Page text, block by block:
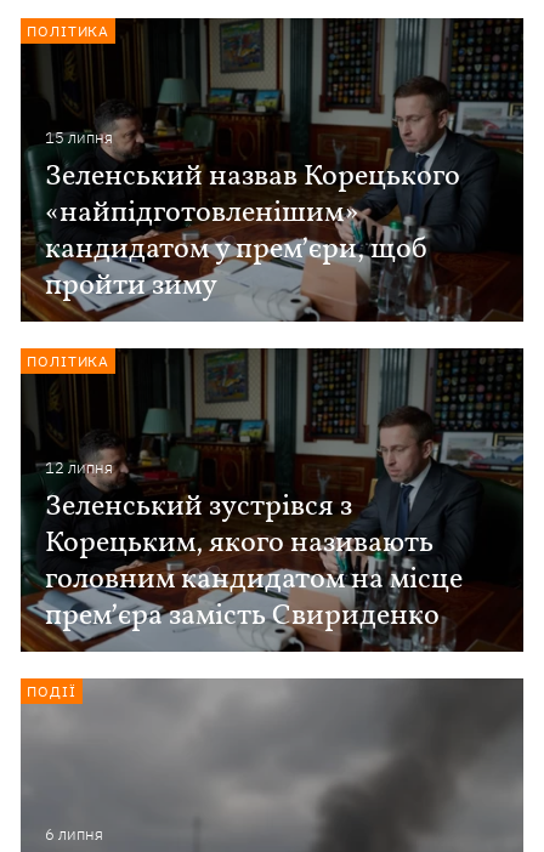
15 липня
Зеленський назвав Корецького
«найпідготовленішим»
кандидатом у премʼєри, щоб
пройти зиму
ПОЛІТИКА
12 липня
Зеленський зустрівся з
Корецьким, якого називають
головним кандидатом на місце
премʼєра замість Свириденко
ПОЛІТИКА
6 липня
ПОДІЇ